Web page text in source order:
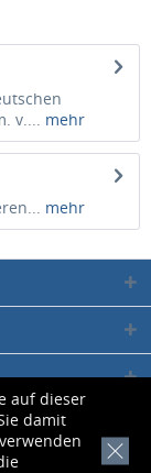
auf dieser
damit
[x]
v.... mehr
mehr
, wenn nicht